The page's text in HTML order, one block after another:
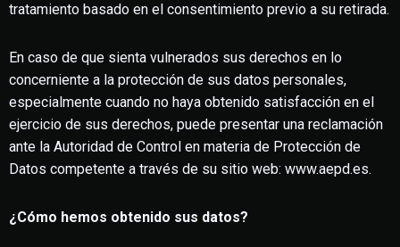
tratamiento basado en el consentimiento previo a su retirada.
En caso de que sienta vulnerados sus derechos en lo
concerniente a la protección de sus datos personales,
especialmente cuando no haya obtenido satisfacción en el
ejercicio de sus derechos, puede presentar una reclamación
ante la Autoridad de Control en materia de Protección de
Datos competente a través de su sitio web: www.aepd.es.
¿Cómo hemos obtenido sus datos?